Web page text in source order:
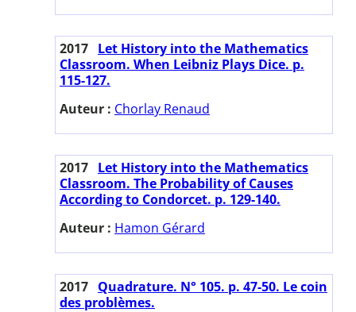
2017 Let History into the Mathematics
Classroom. When Leibniz Plays Dice. p.
115-127.
Auteur : Chorlay Renaud
2017 Let History into the Mathematics
Classroom. The Probability of Causes
According to Condorcet. p. 129-140.
Auteur : Hamon Gérard
2017 Quadrature. N° 105. p. 47-50. Le coin
des problèmes.